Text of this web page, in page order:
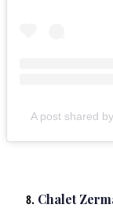
A post shared
Chalet